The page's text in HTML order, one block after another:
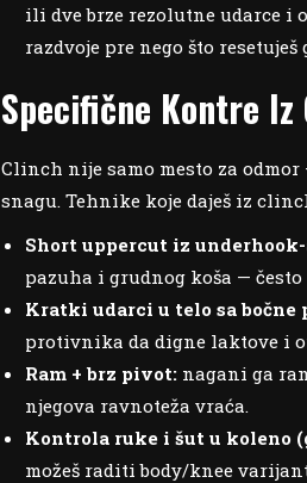
ili dve brze rezolutne udarce i
razdvoje pre nego što resetuješ
Specifične Kontre
Clinch nije samo mesto za
snagu. Tehnike koje daješ iz
Short uppercut iz
pazuha i grudnog koša —
Kratki udarci u telo sa bočne
protivnika da dignе laktove i
Ram + brz pivot: nagani ga
njegova ravnoteža vraća.
Kontrola ruke i šut u koleno
možeš raditi body/knee